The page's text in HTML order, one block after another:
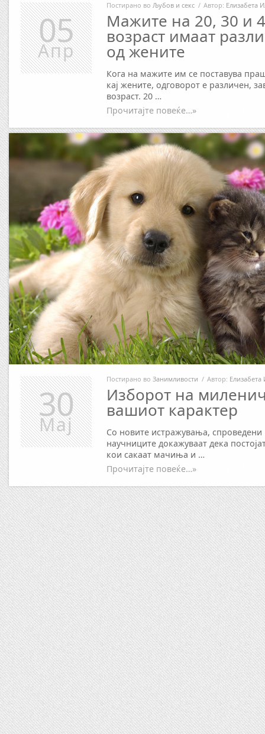
Постирано во Љубов и секс / Автор: Елизабета
Мажите на 20, 30 и
возраст имаат
од жените
Кога на мажите им се поставува
кај жените, одговорот е различен,
возраст. 20 …
Прочитајте повеќе…»
05
Апр
Постирано во Занимливости / Автор: Елизабета
Изборот на
вашиот карактер
Со новите истражувања, спроведени
научниците докажуваат дека
кои сакаат мачиња и …
Прочитајте повеќе…»
30
Мај